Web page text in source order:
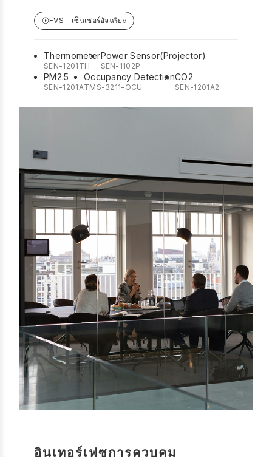
FVS – เซ็นเซอร์อัจฉริยะ
Thermometer
SEN-1201TH
Power Sensor(Projector)
SEN-1102P
PM2.5
SEN-1201A
Occupancy Detection
TMS-3211-OCU
CO2
SEN-1201A2
อินเทอร์เฟซการควบคุม